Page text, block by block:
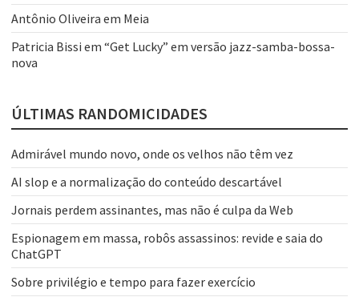
Antônio Oliveira em Meia
Patricia Bissi em “Get Lucky” em versão jazz-samba-bossa-
nova
ÚLTIMAS RANDOMICIDADES
Admirável mundo novo, onde os velhos não têm vez
AI slop e a normalização do conteúdo descartável
Jornais perdem assinantes, mas não é culpa da Web
Espionagem em massa, robôs assassinos: revide e saia do
ChatGPT
Sobre privilégio e tempo para fazer exercício